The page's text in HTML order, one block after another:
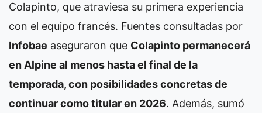
Colapinto, que atraviesa su primera experiencia
con el equipo francés. Fuentes consultadas por
Infobae aseguraron que Colapinto permanecerá
en Alpine al menos hasta el final de la
temporada, con posibilidades concretas de
continuar como titular en 2026. Además, sumó